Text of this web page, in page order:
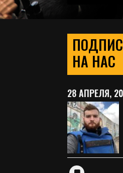
НА НАС
28 АПРЕЛЯ,